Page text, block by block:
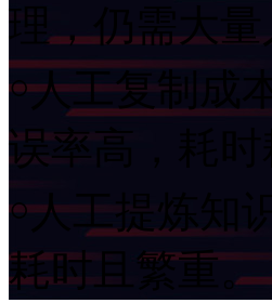
理，仍需大
￮人工复制成
误率高，耗时
￮人工提炼知
耗时且繁重。